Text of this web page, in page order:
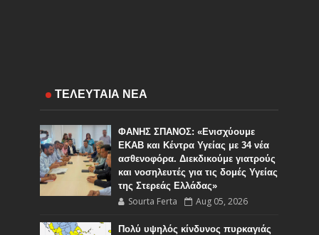
ΤΕΛΕΥΤΑΙΑ ΝΕΑ
ΦΑΝΗΣ ΣΠΑΝΟΣ: «Ενισχύουμε
ΕΚΑΒ και Κέντρα Υγείας με 34 νέα
ασθενοφόρα. Διεκδικούμε γιατρούς
και νοσηλευτές για τις δομές Υγείας
της Στερεάς Ελλάδας»
Sourta Ferta Aug 05, 2026
Πολύ υψηλός κίνδυνος πυρκαγιάς